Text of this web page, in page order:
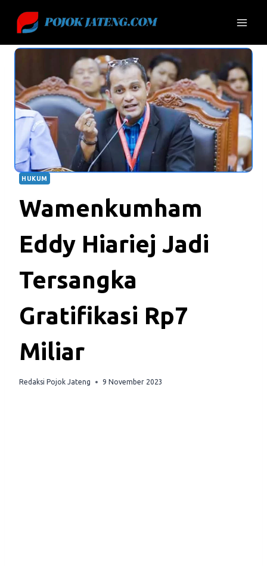
content
HUKUM
Wamenkumham
Eddy Hiariej Jadi
Tersangka
Gratifikasi Rp7
Miliar
Redaksi Pojok Jateng 9 November 2023